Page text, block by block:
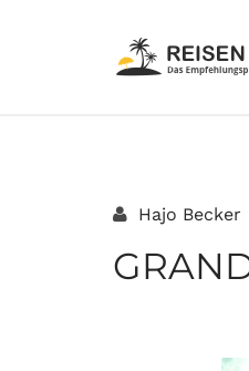
Hajo Becker